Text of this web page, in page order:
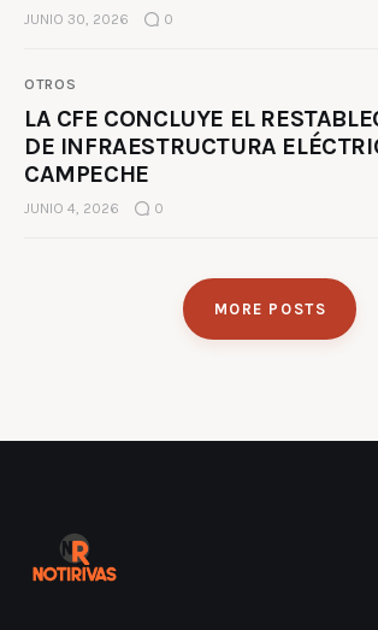
JUNIO 30, 2026 0
OTROS
LA CFE CONCLUYE EL
DE INFRAESTRUCTURA
CAMPECHE
JUNIO 4, 2026 0
MORE POSTS